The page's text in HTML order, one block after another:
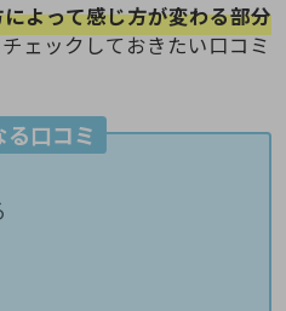
よって感じ方が変わる部分
ェックしておきたい口コミ
る口コミ